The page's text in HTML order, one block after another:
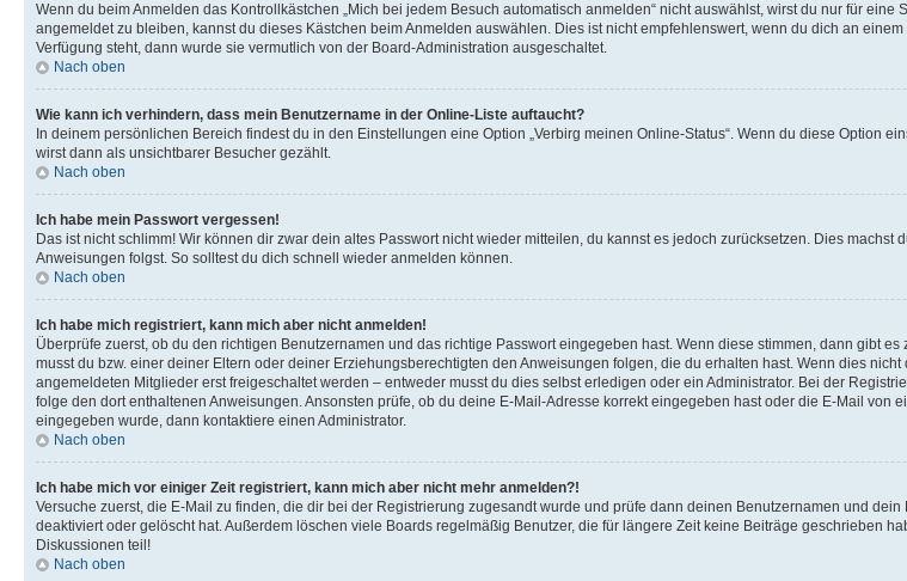
Wenn du beim Anmelden das Kontrollkästchen „Mich bei jedem Besuch automatisch anmelden“ nicht auswählst, wirst du nur für
angemeldet zu bleiben, kannst du dieses Kästchen beim Anmelden auswählen. Dies ist nicht empfehlenswert, wenn du dich an
Verfügung steht, dann wurde sie vermutlich von der Board-Administration ausgeschaltet.
Nach oben
Wie kann ich verhindern, dass mein Benutzername in der Online-Liste auftaucht?
In deinem persönlichen Bereich findest du in den Einstellungen eine Option „Verbirg meinen Online-Status“. Wenn du diese Option
wirst dann als unsichtbarer Besucher gezählt.
Nach oben
Ich habe mein Passwort vergessen!
Das ist nicht schlimm! Wir können dir zwar dein altes Passwort nicht wieder mitteilen, du kannst es jedoch zurücksetzen. Dies
Anweisungen folgst. So solltest du dich schnell wieder anmelden können.
Nach oben
Ich habe mich registriert, kann mich aber nicht anmelden!
Überprüfe zuerst, ob du den richtigen Benutzernamen und das richtige Passwort eingegeben hast. Wenn diese stimmen, dann gibt es
musst du bzw. einer deiner Eltern oder deiner Erziehungsberechtigten den Anweisungen folgen, die du erhalten hast. Wenn dies
angemeldeten Mitglieder erst freigeschaltet werden – entweder musst du dies selbst erledigen oder ein Administrator. Bei der
folge den dort enthaltenen Anweisungen. Ansonsten prüfe, ob du deine E-Mail-Adresse korrekt eingegeben hast oder die E-Mail
eingegeben wurde, dann kontaktiere einen Administrator.
Nach oben
Ich habe mich vor einiger Zeit registriert, kann mich aber nicht mehr anmelden?!
Versuche zuerst, die E-Mail zu finden, die dir bei der Registrierung zugesandt wurde und prüfe dann deinen Benutzernamen und
deaktiviert oder gelöscht hat. Außerdem löschen viele Boards regelmäßig Benutzer, die für längere Zeit keine Beiträge geschrieben
Diskussionen teil!
Nach oben